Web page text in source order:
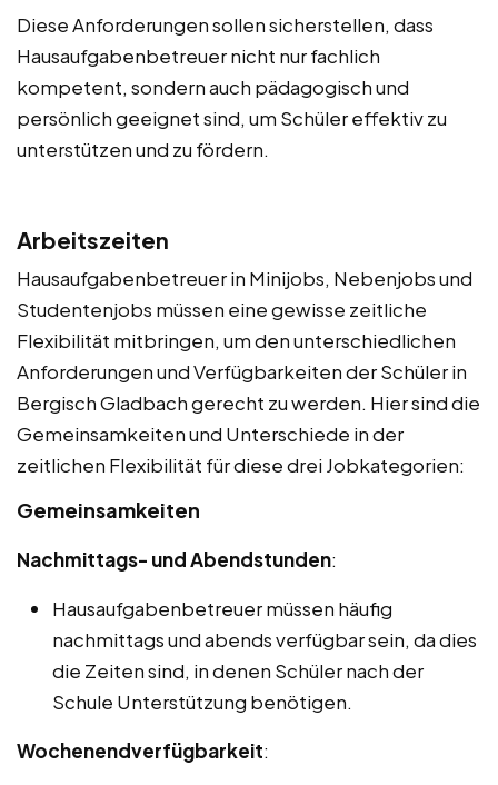
Diese Anforderungen sollen sicherstellen, dass
Hausaufgabenbetreuer nicht nur fachlich
kompetent, sondern auch pädagogisch und
persönlich geeignet sind, um Schüler effektiv zu
unterstützen und zu fördern.
Arbeitszeiten
Hausaufgabenbetreuer in Minijobs, Nebenjobs und
Studentenjobs müssen eine gewisse zeitliche
Flexibilität mitbringen, um den unterschiedlichen
Anforderungen und Verfügbarkeiten der Schüler in
Bergisch Gladbach gerecht zu werden. Hier sind die
Gemeinsamkeiten und Unterschiede in der
zeitlichen Flexibilität für diese drei Jobkategorien:
Gemeinsamkeiten
Nachmittags- und Abendstunden:
Hausaufgabenbetreuer müssen häufig
nachmittags und abends verfügbar sein, da dies
die Zeiten sind, in denen Schüler nach der
Schule Unterstützung benötigen.
Wochenendverfügbarkeit: